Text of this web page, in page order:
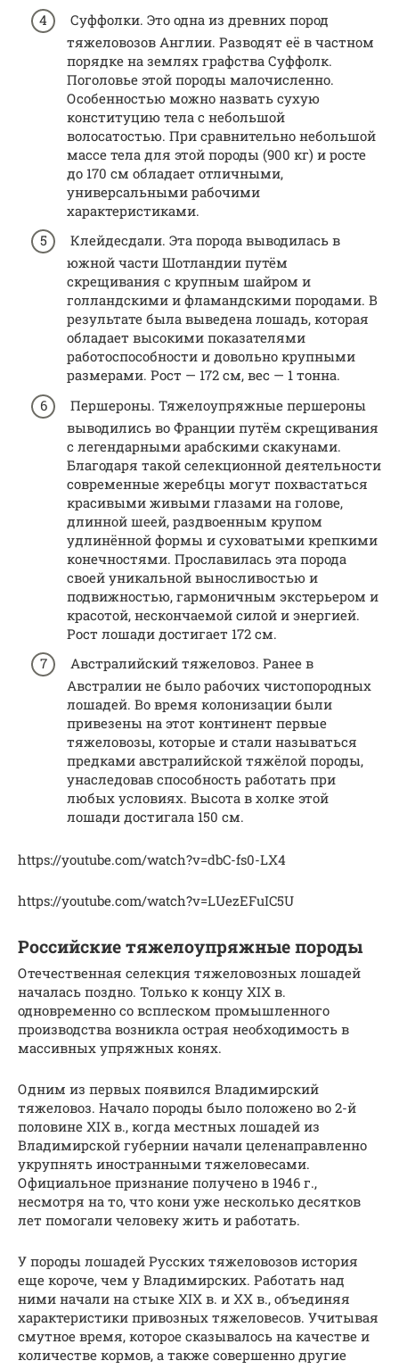
Суффолки. Это одна из древних пород
тяжеловозов Англии. Разводят её в частном
порядке на землях графства Суффолк.
Поголовье этой породы малочисленно.
Особенностью можно назвать сухую
конституцию тела с небольшой
волосатостью. При сравнительно небольшой
массе тела для этой породы (900 кг) и росте
до 170 см обладает отличными,
универсальными рабочими
характеристиками.
Клейдесдали. Эта порода выводилась в
южной части Шотландии путём
скрещивания с крупным шайром и
голландскими и фламандскими породами. В
результате была выведена лошадь, которая
обладает высокими показателями
работоспособности и довольно крупными
размерами. Рост — 172 см, вес — 1 тонна.
Першероны. Тяжелоупряжные першероны
выводились во Франции путём скрещивания
с легендарными арабскими скакунами.
Благодаря такой селекционной деятельности
современные жеребцы могут похвастаться
красивыми живыми глазами на голове,
длинной шеей, раздвоенным крупом
удлинённой формы и суховатыми крепкими
конечностями. Прославилась эта порода
своей уникальной выносливостью и
подвижностью, гармоничным экстерьером и
красотой, нескончаемой силой и энергией.
Рост лошади достигает 172 см.
Австралийский тяжеловоз. Ранее в
Австралии не было рабочих чистопородных
лошадей. Во время колонизации были
привезены на этот континент первые
тяжеловозы, которые и стали называться
предками австралийской тяжёлой породы,
унаследовав способность работать при
любых условиях. Высота в холке этой
лошади достигала 150 см.
https://youtube.com/watch?v=dbC-fs0-LX4
https://youtube.com/watch?v=LUezEFuIC5U
Российские тяжелоупряжные породы
Отечественная селекция тяжеловозных лошадей
началась поздно. Только к концу XIX в.
одновременно со всплеском промышленного
производства возникла острая необходимость в
массивных упряжных конях.
Одним из первых появился Владимирский
тяжеловоз. Начало породы было положено во 2-й
половине XIX в., когда местных лошадей из
Владимирской губернии начали целенаправленно
укрупнять иностранными тяжеловесами.
Официальное признание получено в 1946 г.,
несмотря на то, что кони уже несколько десятков
лет помогали человеку жить и работать.
У породы лошадей Русских тяжеловозов история
еще короче, чем у Владимирских. Работать над
ними начали на стыке XIX в. и XX в., объединяя
характеристики привозных тяжеловесов. Учитывая
смутное время, которое сказывалось на качестве и
количестве кормов, а также совершенно другие